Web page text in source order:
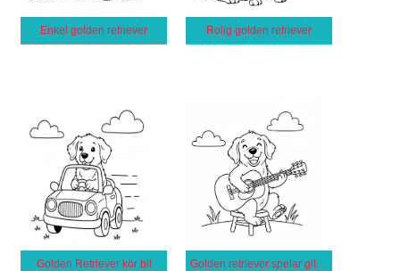
Enkel golden retriever Rolig golden retriever
Golden Retriever kör bil Golden retriever spelar gitarr